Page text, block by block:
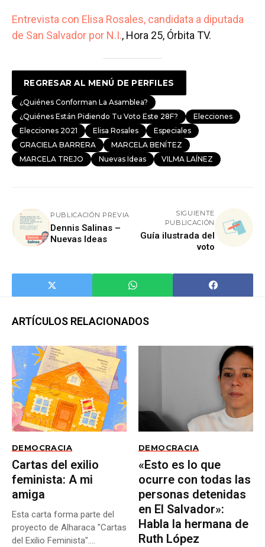
Entrevista con Elisa Rosales, candidata a diputada
de San Salvador por N.I., Hora 25, Órbita TV.
REGRESAR AL MENÚ DE PERFILES
¿Quiénes Conforman La Asamblea?
¿Quiénes Están Pidiendo Tu Voto Este 28F?
Elecciones
Elecciones 2021
Elisa Rosales
Especiales
GRACIELA BARRERA
MARCELA BENÍTEZ
MARCELA TREJO
Nuevas Ideas VILMA LAÍNEZ
PUBLICACIÓN PREVIA
Dennis Salinas –
Nuevas Ideas
SIGUIENTE
PUBLICACIÓN
Guía ilustrada del
voto
ARTÍCULOS RELACIONADOS
DEMOCRACIA
Cartas del exilio
feminista: A mi
amiga
Esta carta forma parte del
proyecto de Alharaca "Cartas
del Exilio Feminista"....
DEMOCRACIA
«Esto es lo que
ocurre con todas las
personas detenidas
en El Salvador»:
Habla la hermana de
Ruth López